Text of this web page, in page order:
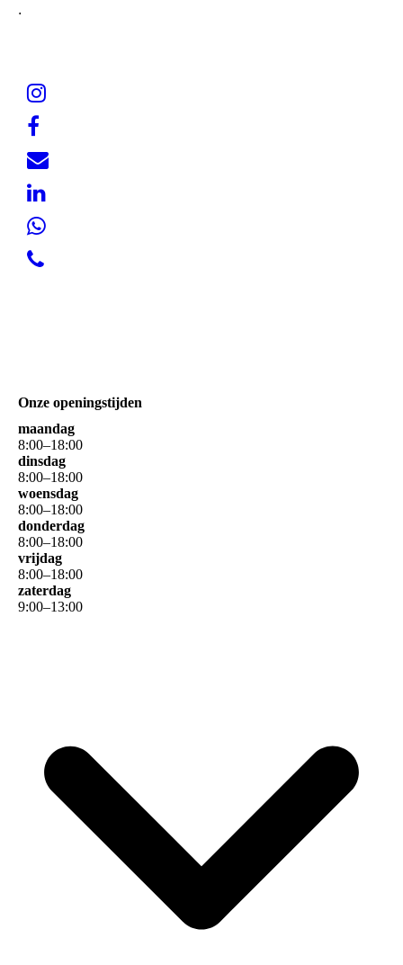
.
Onze openingstijden
maandag
8:00–18:00
dinsdag
8:00–18:00
woensdag
8:00–18:00
donderdag
8:00–18:00
vrijdag
8:00–18:00
zaterdag
9:00–13:00